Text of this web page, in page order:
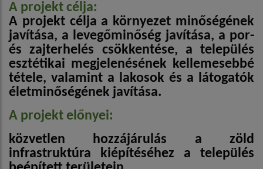
A projekt célja:
A projekt célja a környezet minőségének
javítása, a levegőminőség javítása, a por-
és zajterhelés csökkentése, a település
esztétikai megjelenésének kellemesebbé
tétele, valamint a lakosok és a látogatók
életminőségének javítása.
A projekt előnyei:
közvetlen hozzájárulás a zöld
infrastruktúra kiépítéséhez a település